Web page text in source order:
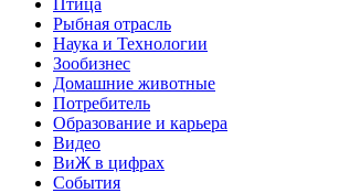
Рыбная отрасль
Наука и Технологии
Зообизнес
Домашние животные
Потребитель
Образование и карьера
Видео
ВиЖ в цифрах
События